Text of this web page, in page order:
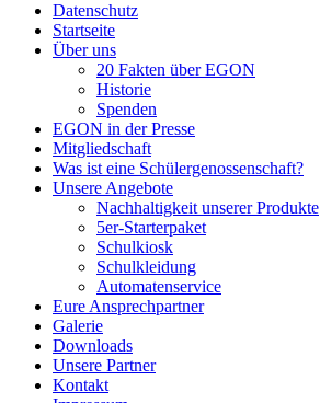
Datenschutz
Startseite
Über uns
20 Fakten über EGON
Historie
Spenden
EGON in der Presse
Mitgliedschaft
Was ist eine Schülergenossenschaft?
Unsere Angebote
Nachhaltigkeit unserer Produkte
5er-Starterpaket
Schulkiosk
Schulkleidung
Automatenservice
Eure Ansprechpartner
Galerie
Downloads
Unsere Partner
Kontakt